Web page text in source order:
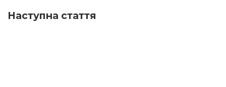
Наступна стаття